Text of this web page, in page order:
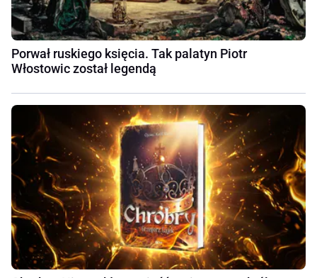
Porwał ruskiego księcia. Tak palatyn Piotr
Włostowic został legendą